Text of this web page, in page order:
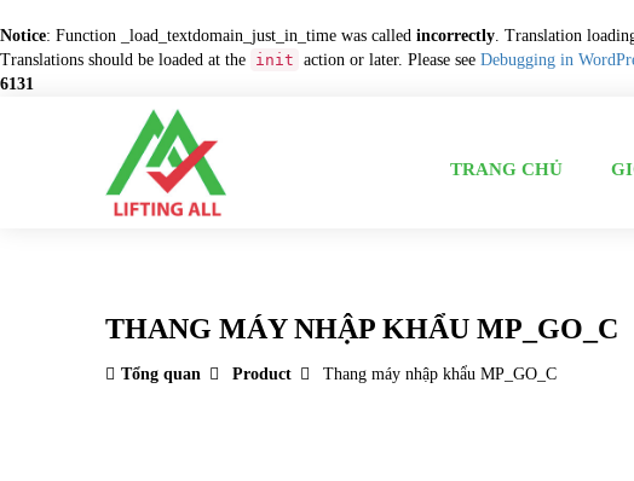
Notice: Function _load_textdomain_just_in_time was called incorrectly. Translation
Translations should be loaded at the init action or later. Please see Debugging in
6131
TRANG CHỦ
THANG MÁY NHẬP KHẨU MP_GO_C
Tổng quan Product Thang máy nhập khẩu MP_GO_C